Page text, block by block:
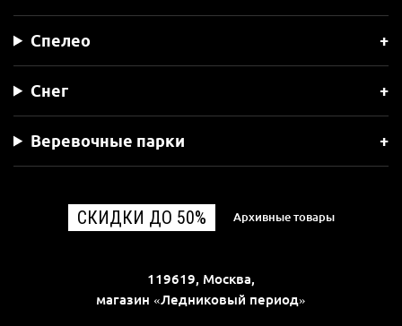
Спелео
Снег
Веревочные парки
СКИДКИ ДО 50% Архивные товары
119619, Москва,
магазин «Ледниковый период»